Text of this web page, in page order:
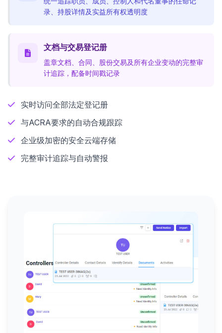
录、持股详情及实益所有权透明度
文档与交易登记册
盖章文档、合同、股份交易及所有企业变动的完整审
计追踪，配备时间戳记录
实时访问全部法定登记册
与ACRA要求的自动合规跟踪
企业级加密的安全云端存储
完整审计追踪与自动警报